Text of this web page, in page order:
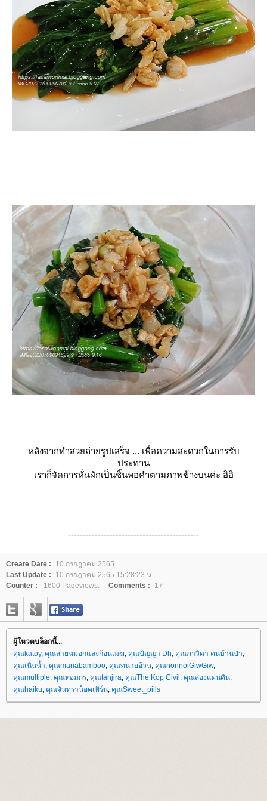
หลังจากทำสวยถ่ายรูปเสร็จ ... เพื่อความสะดวกในการรับ
ประทาน
เราก็จัดการหั่นผักเป็นชิ้นพอคำตามภาพข้างบนค่ะ อิอิ
--------------------------------------------
Create Date :
10 กรกฎาคม 2565
Last Update :
10 กรกฎาคม 2565 15:28:23 น.
Counter :
1600 Pageviews. Comments : 17
ผู้โหวตบล็อกนี้...
คุณkatoy, คุณสายหมอกและก้อนเมฆ คุณปัญญา Dh คุณภาวิดา คนบ้านป่า
คุณเนินน้ำ คุณmariabamboo คุณทนายอ้วน คุณnonnoiGiwGiw,
คุณmultiple คุณหอมกร คุณtanjira คุณThe Kop Civil คุณสองแผ่นดิน
คุณhaiku คุณจันทราน็อคเทิร์น คุณSweet_pills